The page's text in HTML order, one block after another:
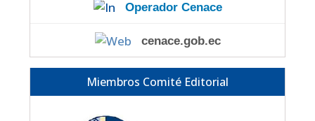
Operador Cenace
cenace.gob.ec
Miembros Comité Editorial